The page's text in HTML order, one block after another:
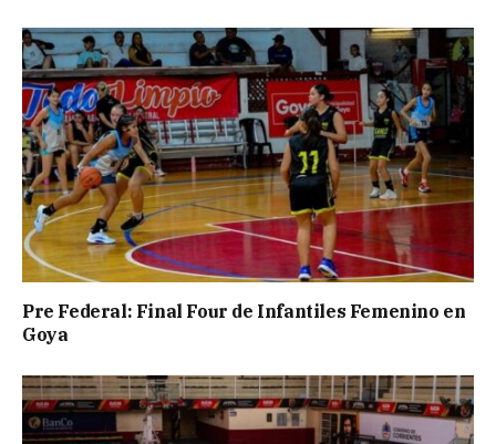
Pre Federal: Final Four de Infantiles Femenino en
Goya